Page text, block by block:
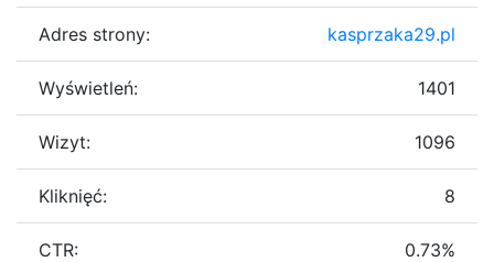
Adres strony: kasprzaka29.pl
Wyświetleń: 1401
Wizyt: 1096
Kliknięć: 8
CTR: 0.73%